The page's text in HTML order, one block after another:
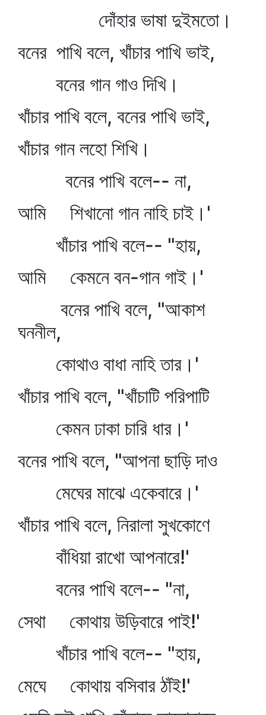
দোঁহার ভাষা দুইমতো।
বনের পাখি বলে, খাঁচার পাখি ভাই,
বনের গান গাও দিখি।
খাঁচার পাখি বলে, বনের পাখি ভাই,
খাঁচার গান লহো শিখি।
বনের পাখি বলে-- না,
আমি শিখানো গান নাহি চাই।'
খাঁচার পাখি বলে-- "হায়,
আমি কেমনে বন-গান গাই।'
বনের পাখি বলে, "আকাশ
ঘননীল,
কোথাও বাধা নাহি তার।'
খাঁচার পাখি বলে, "খাঁচাটি পরিপাটি
কেমন ঢাকা চারি ধার।'
বনের পাখি বলে, "আপনা ছাড়ি দাও
মেঘের মাঝে একেবারে।'
খাঁচার পাখি বলে, নিরালা সুখকোণে
বাঁধিয়া রাখো আপনারে!'
বনের পাখি বলে-- "না,
সেথা কোথায় উড়িবারে পাই!'
খাঁচার পাখি বলে-- "হায়,
মেঘে কোথায় বসিবার ঠাঁই!'